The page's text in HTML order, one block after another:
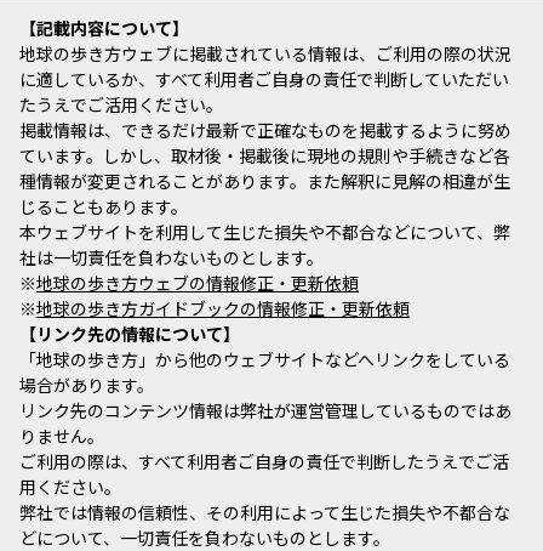
記載内容について
地球の歩き方ウェブに掲載されている情報は、ご利用の際の状況
に適しているか、すべて利用者ご自身の責任で判断していただい
たうえでご活用ください。
掲載情報は、できるだけ最新で正確なものを掲載するように努め
ています。しかし、取材後・掲載後に現地の規則や手続きなど各
種情報が変更されることがあります。また解釈に見解の相違が生
じることもあります。
本ウェブサイトを利用して生じた損失や不都合などについて、弊
社は一切責任を負わないものとします。
※地球の歩き方ウェブの情報修正・更新依頼
※地球の歩き方ガイドブックの情報修正・更新依頼
リンク先の情報について
「地球の歩き方」から他のウェブサイトなどへリンクをしている
場合があります。
リンク先のコンテンツ情報は弊社が運営管理しているものではあ
りません。
ご利用の際は、すべて利用者ご自身の責任で判断したうえでご活
用ください。
弊社では情報の信頼性、その利用によって生じた損失や不都合な
どについて、一切責任を負わないものとします。